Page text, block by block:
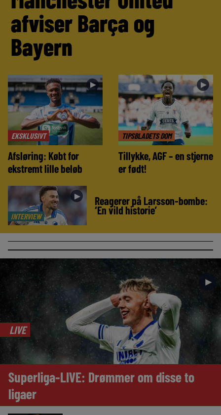
afviser Barça og
Bayern
EKSKLUSIVT
►
Afsløring: Købt for
ekstremt lille beløb
TIPSBLADETS DOM
►
Tillykke, AGF – en stjerne
er født!
INTERVIEW
► Reagerer på Larsson-bombe:
‘En vild historie’
►
LIVE
Superliga-LIVE: Drømmer om disse to
ligaer